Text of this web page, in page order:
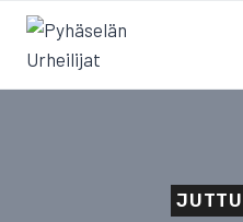
Siirry
sisältöön